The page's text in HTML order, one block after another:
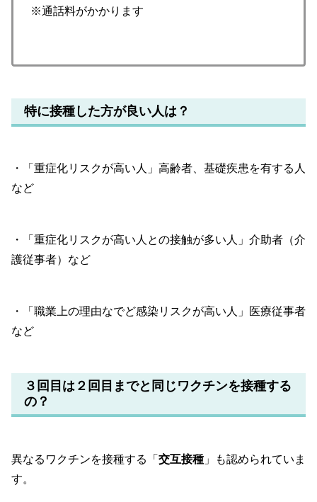
※通話料がかかります
特に接種した方が良い人は？
・「重症化リスクが高い人」高齢者、基礎疾患を有する人
など
・「重症化リスクが高い人との接触が多い人」介助者（介
護従事者）など
・「職業上の理由なでど感染リスクが高い人」医療従事者
など
３回目は２回目までと同じワクチンを接種する
の？
異なるワクチンを接種する「 交互接種 」も認められていま
す。